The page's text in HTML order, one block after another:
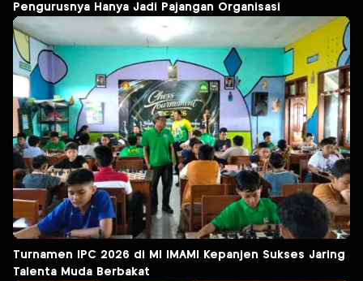
Pengurusnya Hanya Jadi Pajangan Organisasi
Turnamen IPC 2026 di MI IMAMI Kepanjen Sukses Jaring
Talenta Muda Berbakat